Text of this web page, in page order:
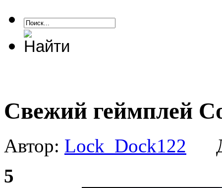
Свежий геймплей
Автор: Lock_Dock122
5